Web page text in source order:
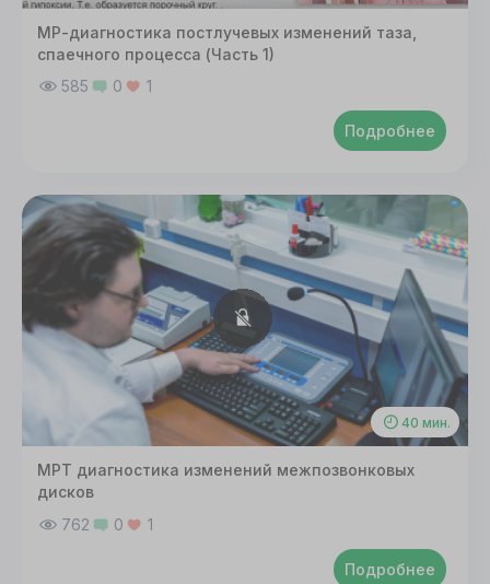
МР-диагностика постлучевых изменений таза,
спаечного процесса (Часть 1)
585
0 1
Подробнее
40 мин.
МРТ диагностика изменений межпозвонковых
дисков
762
0 1
Подробнее